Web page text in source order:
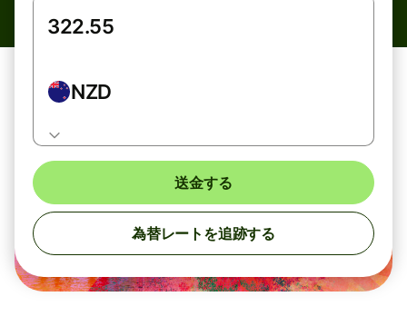
NZD
送金する
為替レートを追跡する